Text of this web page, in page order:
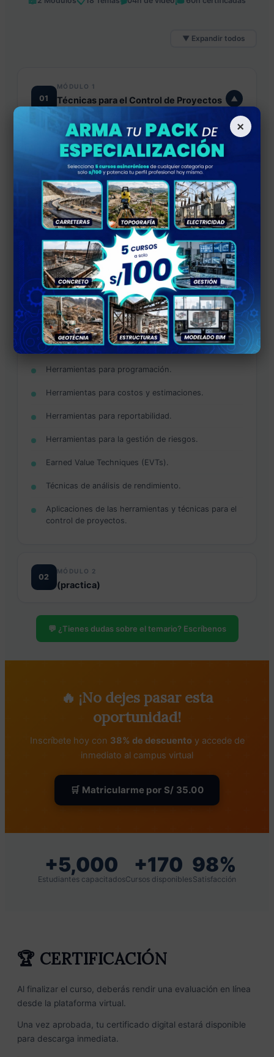
▼ Expandir todos
01
MÓDULO 1
Técnicas para el Control de Proyectos
▼
Elaboración del plan de control de proyectos.
Panificar.
Ejecutar y supervisar.
Medir e identificar variaciones.
Implementar acciones y medir cambios.
Reportar
Herramientas y técnicas para el control de proyecto
(teoría)
Herramientas de descomposición.
Herramientas para planificación.
Herramientas para programación.
Herramientas para costos y estimaciones.
Herramientas para reportabilidad.
Herramientas para la gestión de riesgos.
Earned Value Techniques (EVTs).
Técnicas de análisis de rendimiento.
Aplicaciones de las herramientas y técnicas para el
control de proyectos.
02
MÓDULO 2
(practica)
💬 ¿Tienes dudas sobre el temario? Escríbenos
🔥 ¡No dejes pasar esta
oportunidad!
Inscríbete hoy con 38% de descuento y accede de
inmediato al campus virtual
🛒 Matricularme por S/ 35.00
+5,000
Estudiantes capacitados
+170
Cursos disponibles
98%
Satisfacción
🏆 CERTIFICACIÓN
Al finalizar el curso, deberás rendir una evaluación en línea
desde la plataforma virtual.
Una vez aprobada, tu certificado digital estará disponible
para descarga inmediata.
×